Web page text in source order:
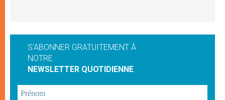
S'ABONNER GRATUITEMENT À
NOTRE
NEWSLETTER QUOTIDIENNE